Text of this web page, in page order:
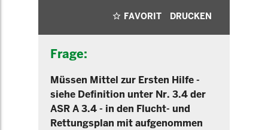
FAVORIT DRUCKEN
Frage:
Müssen Mittel zur Ersten Hilfe -
siehe Definition unter Nr. 3.4 der
ASR A 3.4 - in den Flucht- und
Rettungsplan mit aufgenommen